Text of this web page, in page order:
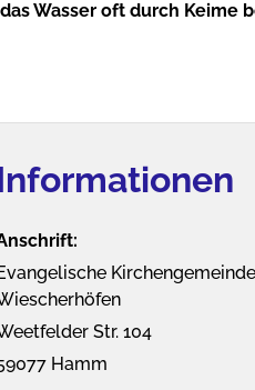
Wasser oft durch Keime
Str. 104
Hamm